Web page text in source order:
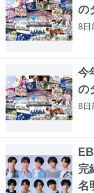
の
8日
今
の
8日
完
名